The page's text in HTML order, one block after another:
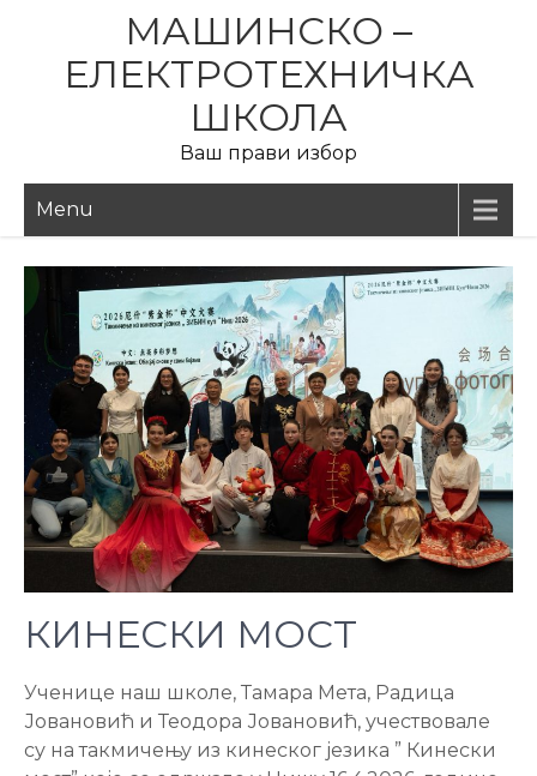
content
МАШИНСКО –
ЕЛЕКТРОТЕХНИЧКА
ШКОЛА
Ваш прави избор
Menu
КИНЕСКИ МОСТ
Ученице наш школе, Тамара Мета, Радица
Јовановић и Теодора Јовановић, учествовале
су на такмичењу из кинеског језика ” Кинески